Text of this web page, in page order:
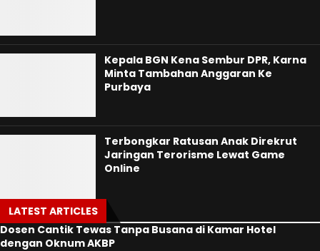
Kepala BGN Kena Sembur DPR, Karna
Minta Tambahan Anggaran Ke
Purbaya
Terbongkar Ratusan Anak Direkrut
Jaringan Terorisme Lewat Game
Online
LATEST ARTICLES
Dosen Cantik Tewas Tanpa Busana di Kamar Hotel
dengan Oknum AKBP